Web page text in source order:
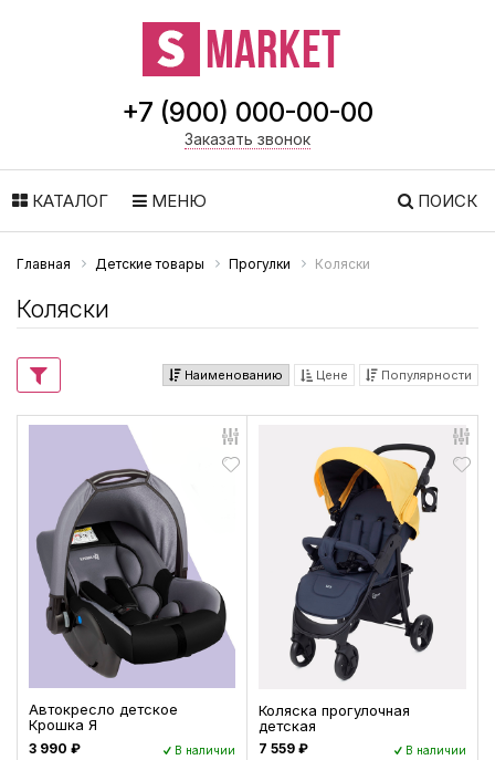
+7 (900) 000-00-00
Заказать звонок
КАТАЛОГ МЕНЮ ПОИСК
Главная Детские товары Прогулки Коляски
Коляски
Наименованию Цене Популярности
Автокресло детское
Крошка Я
3 990 ₽ В наличии
Коляска прогулочная
детская
7 559 ₽ В наличии